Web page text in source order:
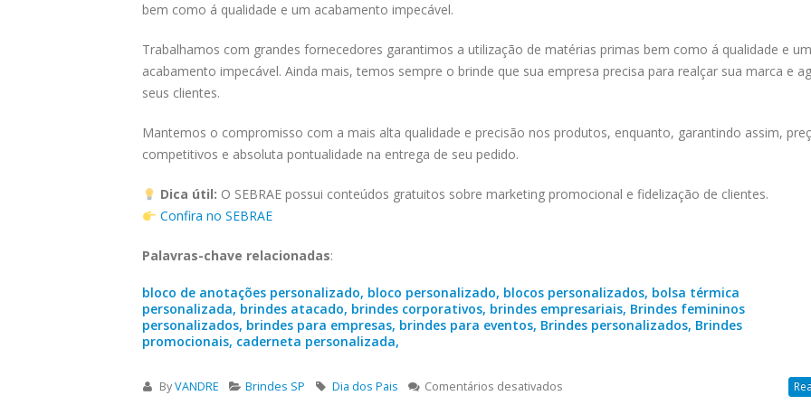
bem como á qualidade e um acabamento impecável.
Trabalhamos com grandes fornecedores garantimos a utilização de matérias primas bem como á qualidade e um
acabamento impecável. Ainda mais, temos sempre o brinde que sua empresa precisa para realçar sua marca e
seus clientes.
Mantemos o compromisso com a mais alta qualidade e precisão nos produtos, enquanto, garantindo assim,
competitivos e absoluta pontualidade na entrega de seu pedido.
Dica útil: O SEBRAE possui conteúdos gratuitos sobre marketing promocional e fidelização de clientes.
Confira no SEBRAE
Palavras-chave relacionadas:
bloco de anotações personalizado, bloco personalizado, blocos personalizados, bolsa térmica
personalizada, brindes atacado, brindes corporativos, brindes empresariais, Brindes femininos
personalizados, brindes para empresas, brindes para eventos, Brindes personalizados, Brindes
promocionais, caderneta personalizada,
ByVANDRE Brindes SP Dia dos Pais Comentários desativados